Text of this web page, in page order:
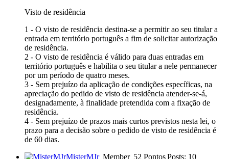
Visto de residência
1 - O visto de residência destina-se a permitir ao seu titular a
entrada em território português a fim de solicitar autorização
de residência.
2 - O visto de residência é válido para duas entradas em
território português e habilita o seu titular a nele permanecer
por um período de quatro meses.
3 - Sem prejuízo da aplicação de condições específicas, na
apreciação do pedido de visto de residência atender-se-á,
designadamente, à finalidade pretendida com a fixação de
residência.
4 - Sem prejuízo de prazos mais curtos previstos nesta lei, o
prazo para a decisão sobre o pedido de visto de residência é
de 60 dias.
MisterMJr Member 52 PontosPosts: 10